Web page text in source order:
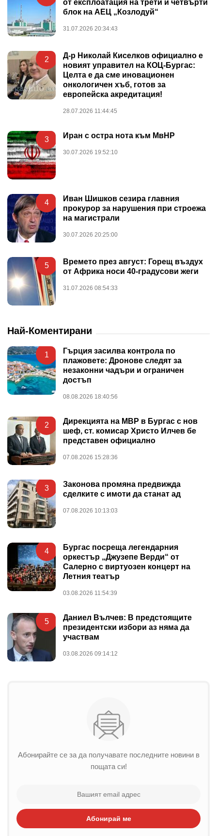
от експлоатация на трети и четвърти
блок на АЕЦ „Козлодуй“
31.07.2026 20:34:43
2
Д-р Николай Киселков официално е
новият управител на КОЦ-Бургас:
Целта е да сме иновационен
онкологичен хъб, готов за
европейска акредитация!
28.07.2026 11:44:45
3 Иран с остра нота към МвНР
30.07.2026 19:52:10
4
Иван Шишков сезира главния
прокурор за нарушения при строежа
на магистрали
30.07.2026 20:25:00
5
Времето през август: Горещ въздух
от Африка носи 40-градусови жеги
31.07.2026 08:54:33
Най-Коментирани
1
Гърция засилва контрола по
плажовете: Дронове следят за
незаконни чадъри и ограничен
достъп
08.08.2026 18:40:56
2
Дирекцията на МВР в Бургас с нов
шеф, ст. комисар Христо Илчев бе
представен официално
07.08.2026 15:28:36
3
Законова промяна предвижда
сделките с имоти да станат ад
07.08.2026 10:13:03
4
Бургас посреща легендарния
оркестър „Джузепе Верди“ от
Салерно с виртуозен концерт на
Летния театър
03.08.2026 11:54:39
5
Даниел Вълчев: В предстоящите
президентски избори аз няма да
участвам
03.08.2026 09:14:12
Абонирайте се за да получавате последните новини в
пощата си!
Абонирай ме